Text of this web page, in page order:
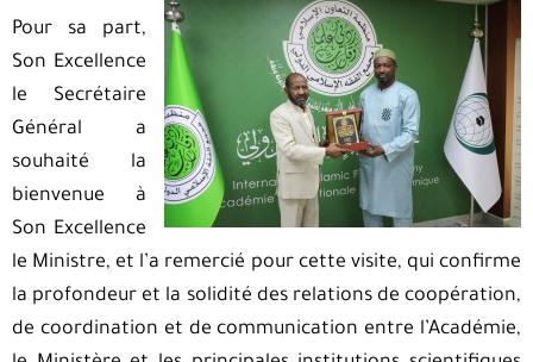
Pour sa part,
Son Excellence
le Secrétaire
Général a
souhaité la
bienvenue à
Son Excellence
le Ministre, et l’a remercié pour cette visite, qui confirme
la profondeur et la solidité des relations de coopération,
de coordination et de communication entre l’Académie,